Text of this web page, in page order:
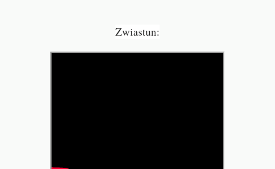
Zwiastun: